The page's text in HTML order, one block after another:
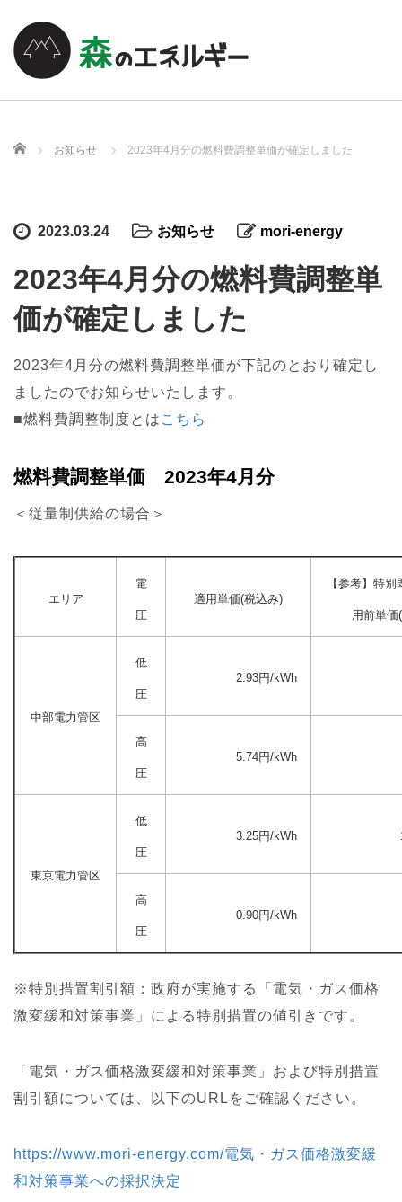
ホーム お知らせ 2023年4月分の燃料費調整単価が確定しました
2023.03.24 お知らせ mori-energy
2023年4月分の燃料費調整単
価が確定しました
2023年4月分の燃料費調整単価が下記のとおり確定し
ましたのでお知らせいたします。
■燃料費調整制度とは こちら
燃料費調整単価 2023年4月分
＜従量制供給の場合＞
エリア
電
圧
適用単価(税込み)
【参考】特
用前単価
中部電力管区
低
圧
2.93円/kWh
高
圧
5.74円/kWh
東京電力管区
低
圧
3.25円/kWh
高
圧
0.90円/kWh
※特別措置割引額：政府が実施する「電気・ガス価格
激変緩和対策事業」による特別措置の値引きです。
「電気・ガス価格激変緩和対策事業」および特別措置
割引額については、以下のURLをご確認ください。
https://www.mori-energy.com/電気・ガス価格激変緩
和対策事業への採択決定